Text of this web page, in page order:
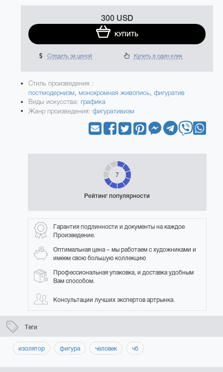
300 USD
КУПИТЬ
Следить за ценой Купить в один клик
Стиль произведения :
постмодернизм,монохромная живопись,фигуратив
Виды искусства:графика
Жанр произведения: фигуративизм
7
Рейтинг популярности
Гарантия подлинности и документы на каждое
Произведение.
Оптимальная цена – мы работаем с художниками и
имеем свою большую коллекцию
Профессиональная упаковка, и доставка удобным
Вам способом.
Консультации лучших экспертов артрынка.
Теги
изолятор фигура человек чб